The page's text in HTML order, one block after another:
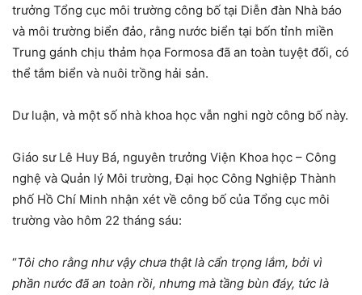
trưởng Tổng cục môi trường công bố tại Diễn đàn Nhà báo
và môi trường biển đảo, rằng nước biển tại bốn tỉnh miền
Trung gánh chịu thảm họa Formosa đã an toàn tuyệt đối, có
thể tắm biển và nuôi trồng hải sản.
Dư luận, và một số nhà khoa học vẫn nghi ngờ công bố này.
Giáo sư Lê Huy Bá, nguyên trưởng Viện Khoa học – Công
nghệ và Quản lý Môi trường, Đại học Công Nghiệp Thành
phố Hồ Chí Minh nhận xét về công bố của Tổng cục môi
trường vào hôm 22 tháng sáu:
“Tôi cho rằng như vậy chưa thật là cẩn trọng lắm, bởi vì
phần nước đã an toàn rồi, nhưng mà tầng bùn đáy, tức là